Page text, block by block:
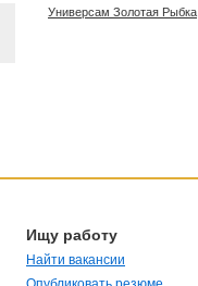
Универсам Золотая Рыбка
Ищу работу
Найти вакансии